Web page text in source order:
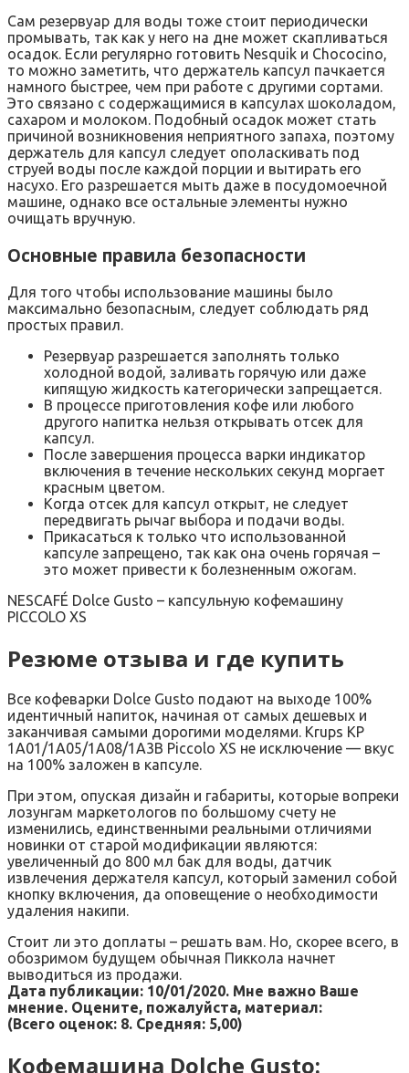
Сам резервуар для воды тоже стоит периодически
промывать, так как у него на дне может скапливаться
осадок. Если регулярно готовить Nesquik и Chococino,
то можно заметить, что держатель капсул пачкается
намного быстрее, чем при работе с другими сортами.
Это связано с содержащимися в капсулах шоколадом,
сахаром и молоком. Подобный осадок может стать
причиной возникновения неприятного запаха, поэтому
держатель для капсул следует ополаскивать под
струей воды после каждой порции и вытирать его
насухо. Его разрешается мыть даже в посудомоечной
машине, однако все остальные элементы нужно
очищать вручную.
Основные правила безопасности
Для того чтобы использование машины было
максимально безопасным, следует соблюдать ряд
простых правил.
Резервуар разрешается заполнять только
холодной водой, заливать горячую или даже
кипящую жидкость категорически запрещается.
В процессе приготовления кофе или любого
другого напитка нельзя открывать отсек для
капсул.
После завершения процесса варки индикатор
включения в течение нескольких секунд моргает
красным цветом.
Когда отсек для капсул открыт, не следует
передвигать рычаг выбора и подачи воды.
Прикасаться к только что использованной
капсуле запрещено, так как она очень горячая –
это может привести к болезненным ожогам.
NESCAFÉ Dolce Gusto – капсульную кофемашину
PICCOLO XS
Резюме отзыва и где купить
Все кофеварки Dolce Gusto подают на выходе 100%
идентичный напиток, начиная от самых дешевых и
заканчивая самыми дорогими моделями. Krups KP
1A01/1A05/1A08/1A3B Piccolo XS не исключение — вкус
на 100% заложен в капсуле.
При этом, опуская дизайн и габариты, которые вопреки
лозунгам маркетологов по большому счету не
изменились, единственными реальными отличиями
новинки от старой модификации являются:
увеличенный до 800 мл бак для воды, датчик
извлечения держателя капсул, который заменил собой
кнопку включения, да оповещение о необходимости
удаления накипи.
Стоит ли это доплаты – решать вам. Но, скорее всего, в
обозримом будущем обычная Пиккола начнет
выводиться из продажи.
Дата публикации: 10/01/2020. Мне важно Ваше
мнение. Оцените, пожалуйста, материал:
(Всего оценок: 8. Средняя: 5,00)
Кофемашина Dolche Gusto: